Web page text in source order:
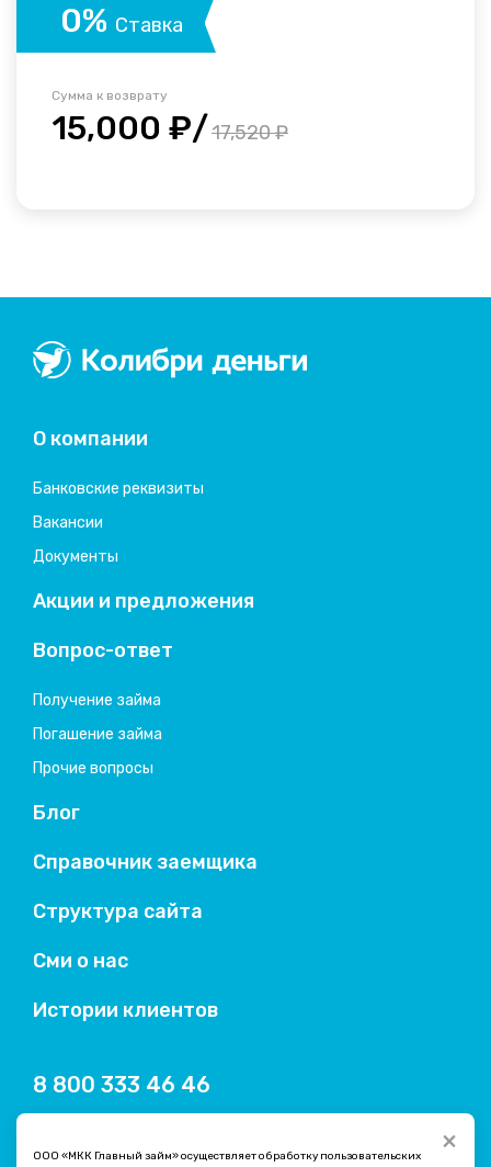
0% Ставка
Сумма к возврату
15,000 ₽/17,520 ₽
×
ООО «МКК Главный займ» осуществляет обработку пользовательских
О компании
Банковские реквизиты
Вакансии
Документы
Акции и предложения
Вопрос-ответ
Получение займа
Погашение займа
Прочие вопросы
Блог
Справочник заемщика
Структура сайта
Сми о нас
Истории клиентов
8 800 333 46 46